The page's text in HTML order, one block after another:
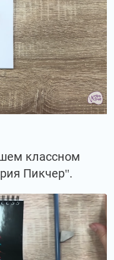
классном
Пикчер".